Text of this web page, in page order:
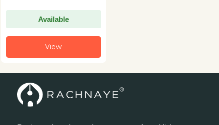
एक किताब की रॉयल्टी से फुमिको चीन की यात्रा कर पाईं। इनकी अन्य प्रमुख
रचनाएँ ‘नाकी मुशी कोजो’ (1934), और ‘उकीगुमो’ (1951) हैं। सन् 1949 में
‘होरोकी’ के ऊपर इन्हें दाइसानकाई ‘जोर् यू बुन्गाकुशो पुरस्कार’ से नवाज़ा गया।
Available
View